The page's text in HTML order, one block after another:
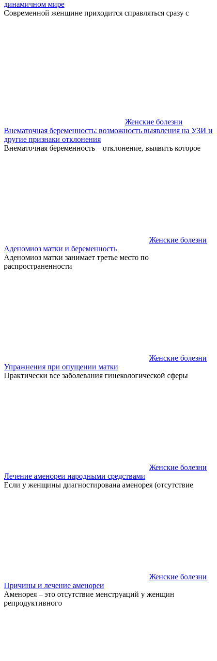
динамичном мире
Современной женщине приходится справляться сразу с
Женские болезни
Внематочная беременность: возможность выявления на УЗИ и
другие признаки отклонения
Внематочная беременность – отклонение, выявить которое
Женские болезни
Аденомиоз матки и беременность
Аденомиоз матки занимает третье место по
распространенности
Женские болезни
Упражнения при опущении матки
Практически все заболевания гинекологической сферы
Женские болезни
Лечение аменореи народными средствами
Если у женщины диагностирована аменорея (отсутствие
Женские болезни
Причины и лечение аменореи
Аменорея – это отсутствие менструаций у женщин
репродуктивного